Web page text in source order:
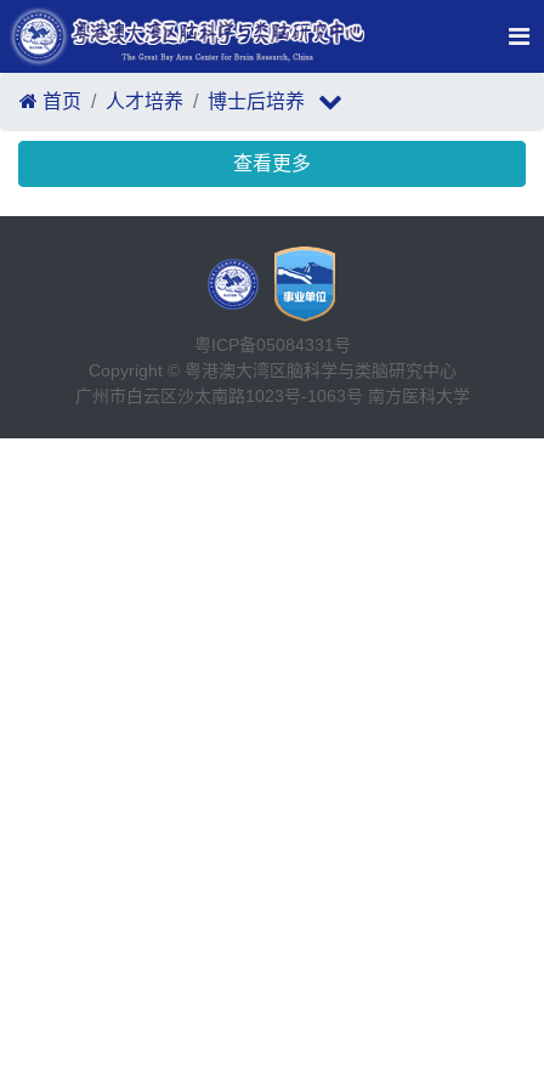
首页 人才培养 博士后培养
查看更多
粤ICP备05084331号
Copyright © 粤港澳大湾区脑科学与类脑研究中心
广州市白云区沙太南路1023号-1063号 南方医科大学